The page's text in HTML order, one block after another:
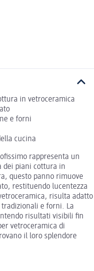
in vetroceramica
e forni
cucina
rappresenta un
dei piani cottura in
questo panno rimuove
restituendo lucentezza
risulta adatto
e forni. La
risultati visibili fin
vetroceramica di
il loro splendore